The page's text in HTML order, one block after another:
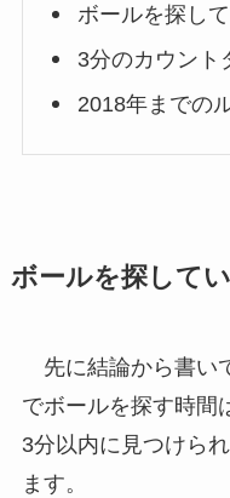
ボールを探し
3分のカウント
2018年までの
ボールを探して
先に結論から書い
でボールを探す時間
3分以内に見つけら
ます。